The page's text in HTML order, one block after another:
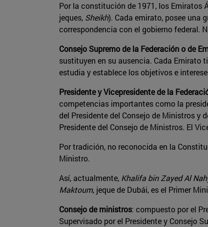
Por la constitución de 1971, los Emiratos
jeques, Sheikh). Cada emirato, posee una
correspondencia con el gobierno federal.
Consejo Supremo de la Federación o de
sustituyen en su ausencia. Cada Emirato
estudia y establece los objetivos e
Presidente y Vicepresidente de la
competencias importantes como la
del Presidente del Consejo de Ministros y
Presidente del Consejo de Ministros. El
Por tradición, no reconocida en la
Ministro.
Así, actualmente, Khalifa bin Zayed Al
Maktoum, jeque de Dubái, es el Primer
Consejo de ministros: compuesto por el
Supervisado por el Presidente y Consejo